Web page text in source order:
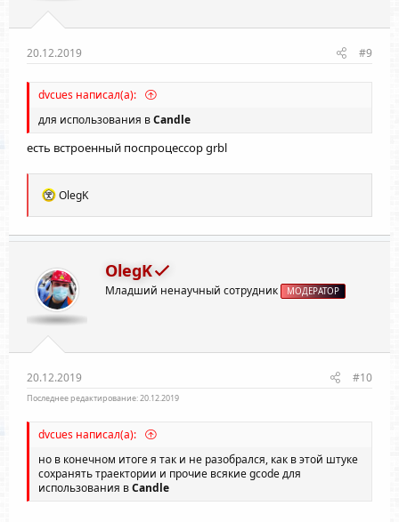
20.12.2019 #9
dvcues написал(а):
для использования вCandle
есть встроенный поспроцессор grbl
Р
а
к
и
и
:
OlegK
OlegK
Младший ненаучный сотрудник МОДЕРАТОР
20.12.2019 #10
Последнее редактирование:20.12.2019
dvcues написал(а):
но в конечном итоге я так и не разобрался, как в этой штуке
сохранять траектории и прочие всякие gcode для
использования вCandle